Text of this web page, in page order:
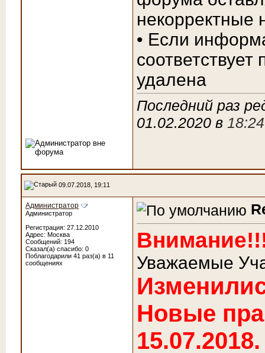
некорректные
• Если
удалена
Последний раз
01.02.2020 в 18:24
09.07.2018, 19:11
Администратор
Администратор
Регистрация: 27.12.2010
Адрес: Москва
Сообщений: 194
Сказал(а) спасибо: 0
Поблагодарили 41 раз(а) в 11
сообщениях
Уважаемые
Новые
15.07.2018.